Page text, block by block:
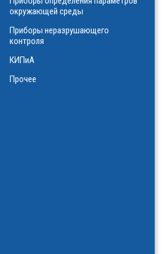
окружающей среды
Приборы неразрушающего
контроля
КИПиА
Прочее
масле